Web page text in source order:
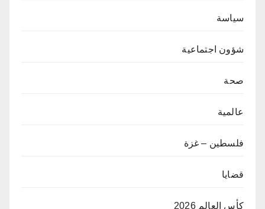
سياسة
شؤون اجتماعية
صحة
عالمية
فلسطين – غزة
قضايا
كأس العالم 2026